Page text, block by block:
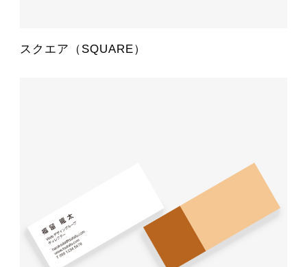
スクエア（SQUARE）